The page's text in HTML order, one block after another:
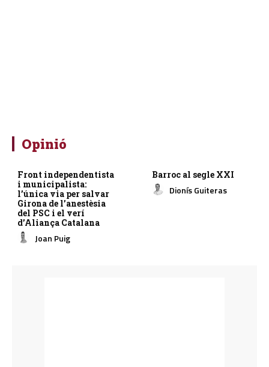
Opinió
Front independentista
i municipalista:
l’única via per salvar
Girona de l’anestèsia
del PSC i el verí
d’Aliança Catalana
Joan Puig
Barroc al segle XXI
Dionís Guiteras